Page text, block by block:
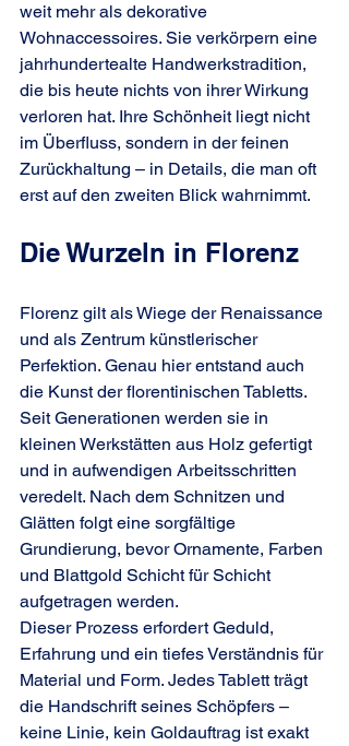
weit mehr als dekorative
Wohnaccessoires. Sie verkörpern eine
jahrhundertealte Handwerkstradition,
die bis heute nichts von ihrer Wirkung
verloren hat. Ihre Schönheit liegt nicht
im Überfluss, sondern in der feinen
Zurückhaltung – in Details, die man oft
erst auf den zweiten Blick wahrnimmt.
Die Wurzeln in Florenz
Florenz gilt als Wiege der Renaissance
und als Zentrum künstlerischer
Perfektion. Genau hier entstand auch
die Kunst der florentinischen Tabletts.
Seit Generationen werden sie in
kleinen Werkstätten aus Holz gefertigt
und in aufwendigen Arbeitsschritten
veredelt. Nach dem Schnitzen und
Glätten folgt eine sorgfältige
Grundierung, bevor Ornamente, Farben
und Blattgold Schicht für Schicht
aufgetragen werden.
Dieser Prozess erfordert Geduld,
Erfahrung und ein tiefes Verständnis für
Material und Form. Jedes Tablett trägt
die Handschrift seines Schöpfers –
keine Linie, kein Goldauftrag ist exakt